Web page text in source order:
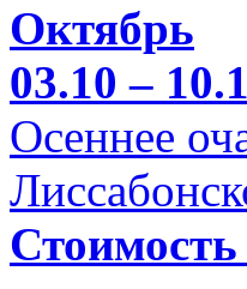
Октябрь
03.10 –
Осеннее
Стоимость